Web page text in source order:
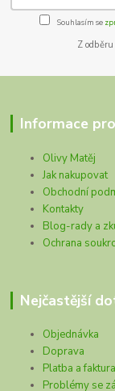
Souhlasím se
Z
Informace
Olivy Matěj
Jak nakupovat
Obchodní
Kontakty
Blog-rady a
Ochrana
Nejčastější
Objednávka
Doprava
Platba a
Problémy se